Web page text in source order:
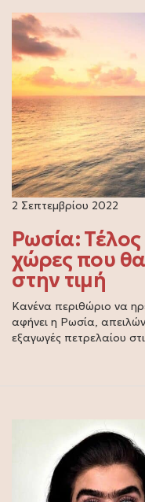
2 Σεπτεμβρίου 2022
Ρωσία: Τέλος
χώρες που
στην τιμή
Κανένα περιθώριο να
αφήνει η Ρωσία,
εξαγωγές πετρελαίου